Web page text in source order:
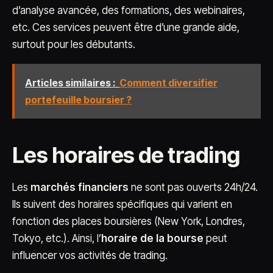
d’analyse avancée, des formations, des webinaires,
etc. Ces services peuvent être d’une grande aide,
surtout pour les débutants.
Articles similaires : Comment diversifier
portefeuille boursier ?
Les horaires de trading
Les marchés financiers ne sont pas ouverts 24h/24.
Ils suivent des horaires spécifiques qui varient en
fonction des places boursières (New York, Londres,
Tokyo, etc.). Ainsi, l’horaire de la bourse peut
influencer vos activités de trading.